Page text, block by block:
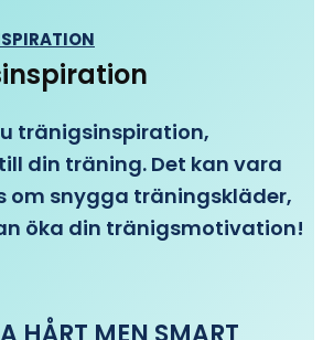
tränigsinspiration,
din träning. Det kan vara
om snygga träningskläder,
öka din tränigsmotivation!